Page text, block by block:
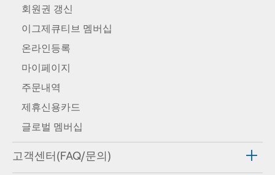
회원권 갱신
이그제큐티브 멤버십
온라인등록
마이페이지
주문내역
제휴신용카드
글로벌 멤버십
고객센터(FAQ/문의)